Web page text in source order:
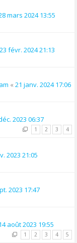
mars 2024 13:55
23 févr. 2024 21:13
« 21 janv. 2024 17:06
2023 06:37
1 2 3 4
2023 21:05
2023 17:47
août 2023 19:55
1 2 3 4 5